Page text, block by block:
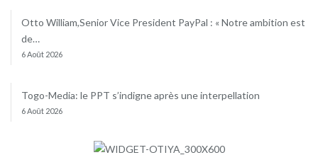
Otto William,Senior Vice President PayPal : « Notre ambition est
de…
6 Août 2026
Togo-Media: le PPT s’indigne après une interpellation
6 Août 2026